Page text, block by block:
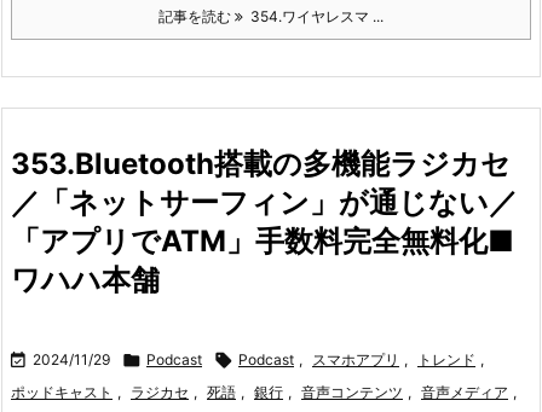
記事を読む 354.ワイヤレスマ ...
353.Bluetooth搭載の多機能ラジカセ
／「ネットサーフィン」が通じない／
「アプリでATM」手数料完全無料化■
ワハハ本舗
 2024/11/29  Podcast  Podcast , スマホアプリ , トレンド ,
ポッドキャスト , ラジカセ , 死語 , 銀行 , 音声コンテンツ , 音声メディア ,